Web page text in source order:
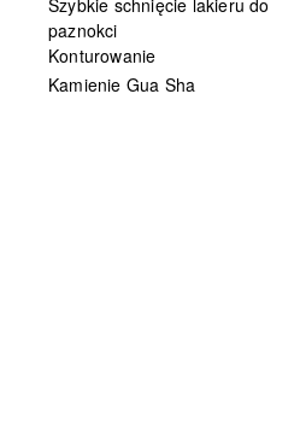
paznokci
Konturowanie
Kamienie Gua Sha